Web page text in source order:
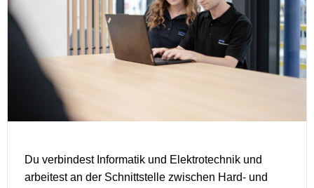
Du verbindest Informatik und Elektrotechnik und
arbeitest an der Schnittstelle zwischen Hard- und